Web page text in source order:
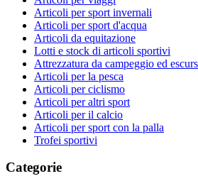
Articoli per sport invernali
Articoli per sport d'acqua
Articoli da equitazione
Lotti e stock di articoli sportivi
Attrezzatura da campeggio ed
Articoli per la pesca
Articoli per ciclismo
Articoli per altri sport
Articoli per il calcio
Articoli per sport con la palla
Trofei sportivi
Categorie